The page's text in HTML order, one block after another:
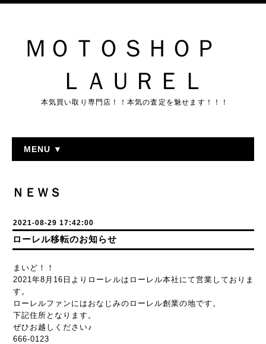
ＭＯＴＯＳＨＯＰ
ＬＡＵＲＥＬ
本気買い取り専門店！！本気の査定を魅せます！！！
MENU ▼
ＮＥＷＳ
2021-08-29 17:42:00
ローレル移転のお知らせ
まいど！！
2021年8月16日よりローレルはローレル本社にて営業しておりま
す。
ローレルファンにはおなじみのローレル創業の地です。
下記住所となります。
ぜひお越しください♪
666-0123